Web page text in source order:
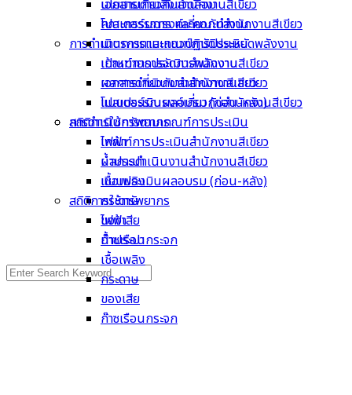
นโยบายด้านสิ่งแวดล้อม
คณะกรรมการ และคณะทำงาน
มาตรการและแนวปฏิบัติประหยัดพลังงาน
เป้าหมายการจัดการพลังงาน
เอกสารเกี่ยวกับสำนักงานสีเขียว
โปสเตอร์รณรงค์เกี่ยวกับสำนักงานสีเขียว
การดำเนินการตามเกณฑ์การประเมิน
เกณฑ์การประเมินสำนักงานสีเขียว
ผลการดำเนินงานสำนักงานสีเขียว
แบบประเมินผลอบรม (ก่อน-หลัง)
สถิติการใช้ทรัพยากร
ไฟฟ้า
น้ำประปา
เชื้อเพลิง
กระดาษ
ของเสีย
ก๊าซเรือนกระจก
เอกสารเกี่ยวกับสำนักงานสีเขียว
โปสเตอร์รณรงค์เกี่ยวกับสำนักงานสีเขียว
การดำเนินการตามเกณฑ์การประเมิน
เกณฑ์การประเมินสำนักงานสีเขียว
ผลการดำเนินงานสำนักงานสีเขียว
แบบประเมินผลอบรม (ก่อน-หลัง)
สถิติการใช้ทรัพยากร
ไฟฟ้า
น้ำประปา
เชื้อเพลิง
กระดาษ
ของเสีย
ก๊าซเรือนกระจก
Search